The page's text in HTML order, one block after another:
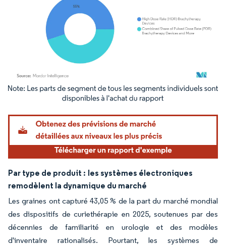
Image © Mordor Intelligence. La réutilisation nécessite une attribution sous CC BY
Par type de produit : les systèmes électroniques
remodèlent la dynamique du marché
Les graines ont capturé 43,05 % de la part du marché mondial
des dispositifs de curiethérapie en 2025, soutenues par des
décennies de familiarité en urologie et des modèles
d'inventaire rationalisés. Pourtant, les systèmes de